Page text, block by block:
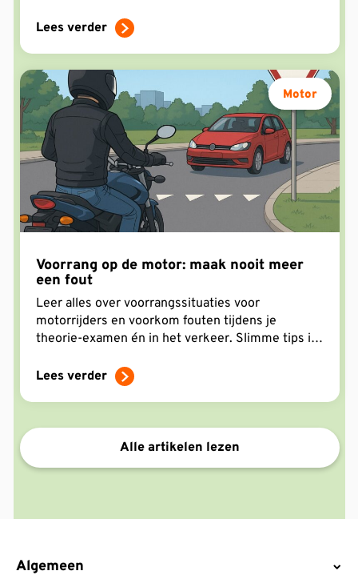
blog lees je precies welke gevolgen theorie-
Lees verder
Motor
Voorrang op de motor: maak nooit meer
een fout
Leer alles over voorrangssituaties voor
motorrijders en voorkom fouten tijdens je
theorie-examen én in het verkeer. Slimme tips in
Lees verder
Alle artikelen lezen
Algemeen